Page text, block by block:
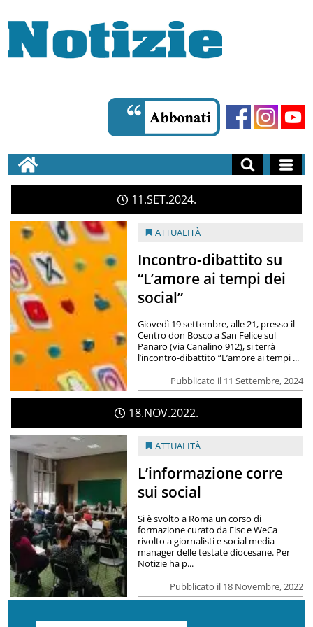
11 SET 2024
ATTUALITÀ
Incontro-dibattito su
“L’amore ai tempi dei
social”
Pubblicato il 11 Settembre, 2024
Giovedì 19 settembre, alle 21, presso il
Centro don Bosco a San Felice sul
Panaro (via Canalino 912), si terrà
l’incontro-dibattito “L’amore ai tempi ...
18 NOV2022
ATTUALITÀ
L’informazione corre
sui social
Pubblicato il 18 Novembre, 2022
Si è svolto a Roma un corso di
formazione curato da Fisc e WeCa
rivolto a giornalisti e social media
manager delle testate diocesane. Per
Notizie ha p...